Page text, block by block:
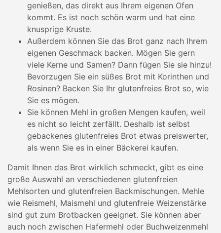
genießen, das direkt aus Ihrem eigenen Ofen
kommt. Es ist noch schön warm und hat eine
knusprige Kruste.
Außerdem können Sie das Brot ganz nach Ihrem
eigenen Geschmack backen. Mögen Sie gern
viele Kerne und Samen? Dann fügen Sie sie hinzu!
Bevorzugen Sie ein süßes Brot mit Korinthen und
Rosinen? Backen Sie Ihr glutenfreies Brot so, wie
Sie es mögen.
Sie können Mehl in großen Mengen kaufen, weil
es nicht so leicht zerfällt. Deshalb ist selbst
gebackenes glutenfreies Brot etwas preiswerter,
als wenn Sie es in einer Bäckerei kaufen.
Damit Ihnen das Brot wirklich schmeckt, gibt es eine
große Auswahl an verschiedenen glutenfreien
Mehlsorten und glutenfreien Backmischungen. Mehle
wie Reismehl, Maismehl und glutenfreie Weizenstärke
sind gut zum Brotbacken geeignet. Sie können aber
auch noch zwischen Hafermehl oder Buchweizenmehl